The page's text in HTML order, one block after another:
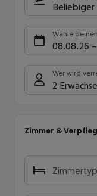
Wähle
08.08.26 –
Wer wird
2
Zimmer &